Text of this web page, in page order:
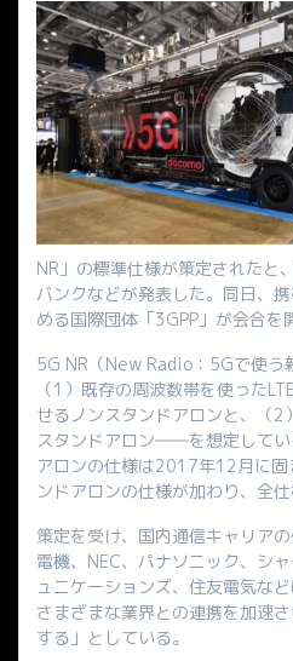
NR」の標準仕様が策定されたと
バンクなどが発表した。同日、
める国際団体「3GPP」が会合を
5G NR（New Radio：5Gで使う
（1）既存の周波数帯を使った
せるノンスタンドアロンと、（2
スタンドアロン――を想定してい
アロンの仕様は2017年12月に固
ンドアロンの仕様が加わり、全仕
策定を受け、国内通信キャリア
電機、NEC、パナソニック、シ
ュニケーションズ、住友電気な
さまざまな業界との連携を加速
する」としている。